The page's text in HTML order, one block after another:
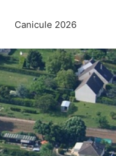
Canicule 2026